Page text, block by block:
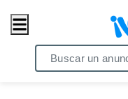
/ Propiedades / Casas